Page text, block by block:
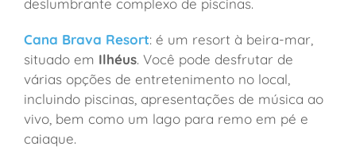
deslumbrante complexo de piscinas.
Cana Brava Resort: é um resort à beira-mar,
situado em Ilhéus. Você pode desfrutar de
várias opções de entretenimento no local,
incluindo piscinas, apresentações de música ao
vivo, bem como um lago para remo em pé e
caiaque.